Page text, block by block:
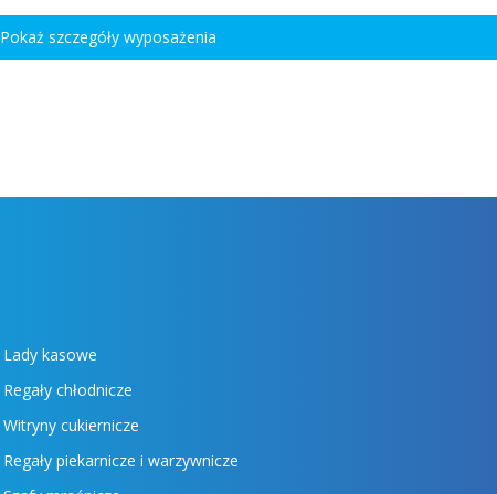
Pokaż szczegóły wyposażenia
Lady kasowe
Regały chłodnicze
Witryny cukiernicze
Regały piekarnicze i warzywnicze